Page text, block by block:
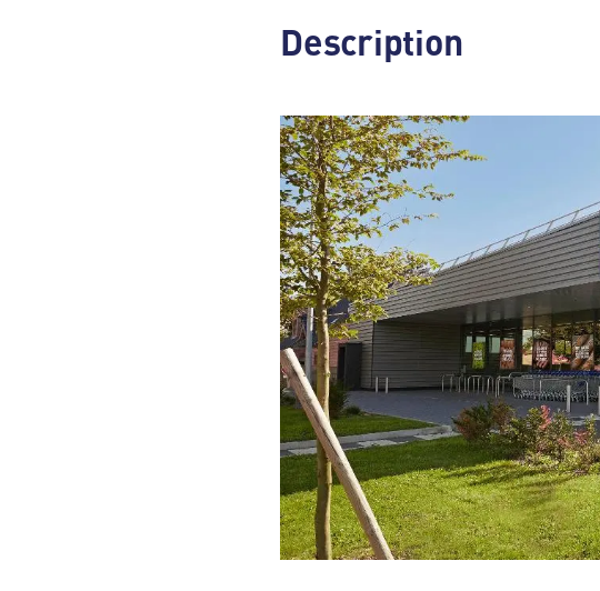
Description